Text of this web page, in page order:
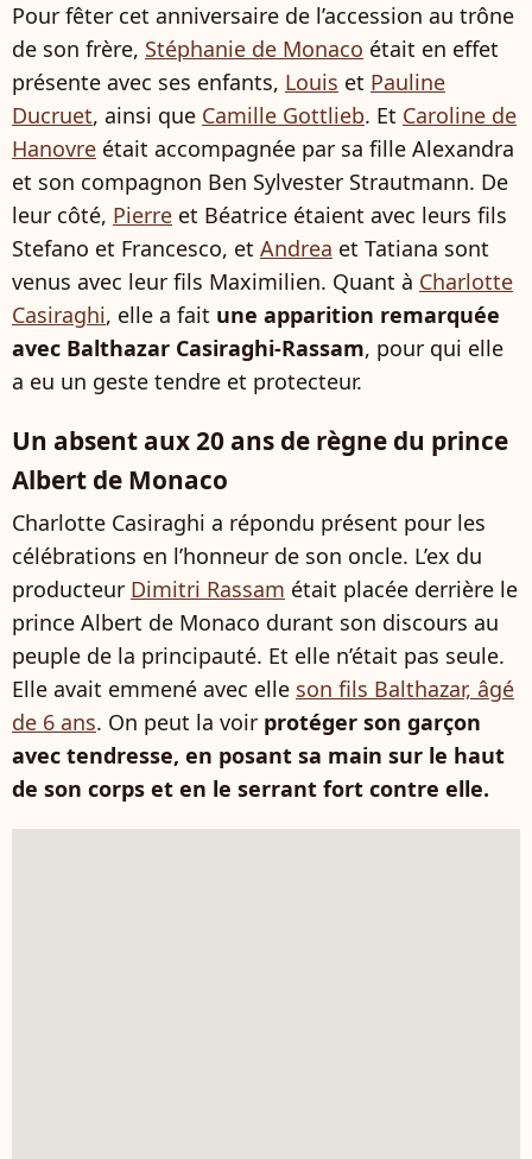
Pour fêter cet anniversaire de l’accession au trône
de son frère, Stéphanie de Monaco était en effet
présente avec ses enfants, Louis et Pauline
Ducruet, ainsi que Camille Gottlieb. Et Caroline de
Hanovre était accompagnée par sa fille Alexandra
et son compagnon Ben Sylvester Strautmann. De
leur côté, Pierre et Béatrice étaient avec leurs fils
Stefano et Francesco, et Andrea et Tatiana sont
venus avec leur fils Maximilien. Quant à Charlotte
Casiraghi, elle a fait une apparition remarquée
avec Balthazar Casiraghi-Rassam, pour qui elle
a eu un geste tendre et protecteur.
Un absent aux 20 ans de règne du prince
Albert de Monaco
Charlotte Casiraghi a répondu présent pour les
célébrations en l’honneur de son oncle. L’ex du
producteur Dimitri Rassam était placée derrière le
prince Albert de Monaco durant son discours au
peuple de la principauté. Et elle n’était pas seule.
Elle avait emmené avec elle son fils Balthazar, âgé
de 6 ans. On peut la voir protéger son garçon
avec tendresse, en posant sa main sur le haut
de son corps et en le serrant fort contre elle.